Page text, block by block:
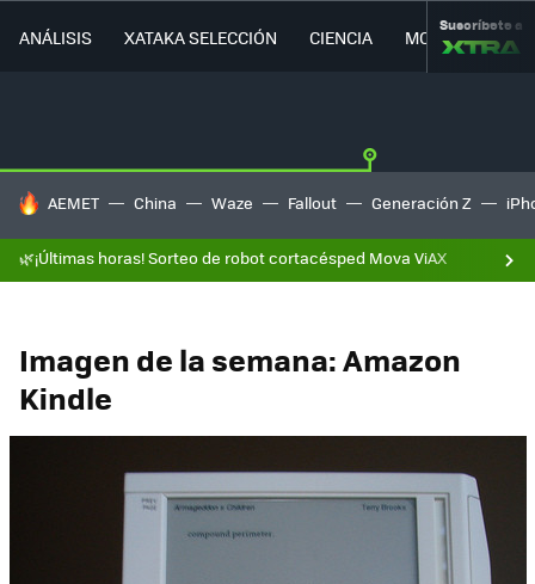
ANÁLISIS XATAKA SELECCIÓN CIENCIA MOVILIDAD
Suscríbete a
HOY SE HABLA DE
AEMET China Waze Fallout Generación Z
🌿¡Últimas horas! Sorteo de robot cortacésped Mova ViAX
Imagen de la semana: Amazon
Kindle